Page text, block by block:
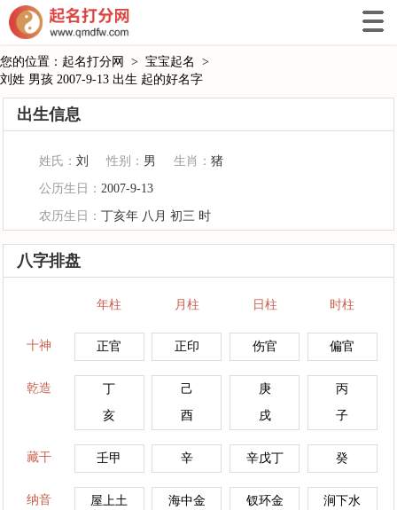
您的位置： 起名打分网 > 宝宝起名
>
刘姓 男孩 2007-9-13 出生 起的好名字
出生信息
姓氏：刘 性别： 男 生肖：猪
公历生日：2007-9-13
农历生日：丁亥年 八月 初三 时
八字排盘
年柱 月柱 日柱 时柱
十神 正官 正印 伤官 偏官
乾造
丁
亥
己
酉
庚
戌
丙
子
藏干 壬甲 辛 辛戊丁 癸
纳音 屋上土 海中金 钗环金 涧下水